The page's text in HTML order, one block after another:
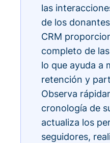
las
de los
CRM
completo de
lo que ayuda a
retención y
Observa
cronología de
actualiza los
seguidores,